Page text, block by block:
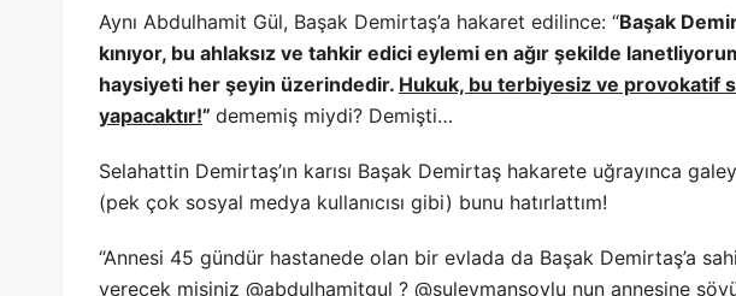
Aynı Abdulhamit Gül, Başak Demirtaş’a hakaret edilince: “Başak
kınıyor, bu ahlaksız ve tahkir edici eylemi en ağır şekilde
haysiyeti her şeyin üzerindedir. Hukuk, bu terbiyesiz ve provokatif
yapacaktır!” dememiş miydi? Demişti…
Selahattin Demirtaş’ın karısı Başak Demirtaş hakarete uğrayınca
(pek çok sosyal medya kullanıcısı gibi) bunu hatırlattım!
“Annesi 45 gündür hastanede olan bir evlada da Başak Demirtaş’a
verecek misiniz @abdulhamitgul ? @suleymansoylu nun annesine